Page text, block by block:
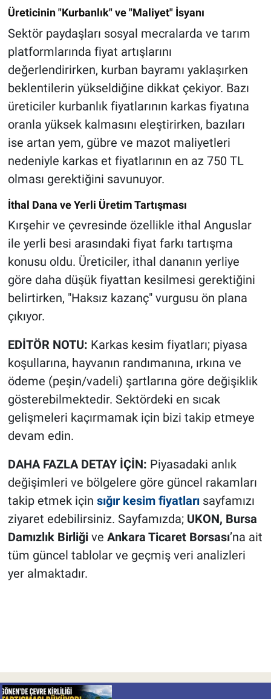
Üreticinin "Kurbanlık" ve "Maliyet" İsyanı
Sektör paydaşları sosyal mecralarda ve tarım
platformlarında fiyat artışlarını
değerlendirirken, kurban bayramı yaklaşırken
beklentilerin yükseldiğine dikkat çekiyor. Bazı
üreticiler kurbanlık fiyatlarının karkas fiyatına
oranla yüksek kalmasını eleştirirken, bazıları
ise artan yem, gübre ve mazot maliyetleri
nedeniyle karkas et fiyatlarının en az 750 TL
olması gerektiğini savunuyor.
İthal Dana ve Yerli Üretim Tartışması
Kırşehir ve çevresinde özellikle ithal Anguslar
ile yerli besi arasındaki fiyat farkı tartışma
konusu oldu. Üreticiler, ithal dananın yerliye
göre daha düşük fiyattan kesilmesi gerektiğini
belirtirken, "Haksız kazanç" vurgusu ön plana
çıkıyor.
EDİTÖR NOTU: Karkas kesim fiyatları; piyasa
koşullarına, hayvanın randımanına, ırkına ve
ödeme (peşin/vadeli) şartlarına göre değişiklik
gösterebilmektedir. Sektördeki en sıcak
gelişmeleri kaçırmamak için bizi takip etmeye
devam edin.
DAHA FAZLA DETAY İÇİN: Piyasadaki anlık
değişimleri ve bölgelere göre güncel rakamları
takip etmek için sığır kesim fiyatlarısayfamızı
ziyaret edebilirsiniz. Sayfamızda; UKON, Bursa
Damızlık Birliğive Ankara Ticaret Borsası’na ait
tüm güncel tablolar ve geçmiş veri analizleri
yer almaktadır.